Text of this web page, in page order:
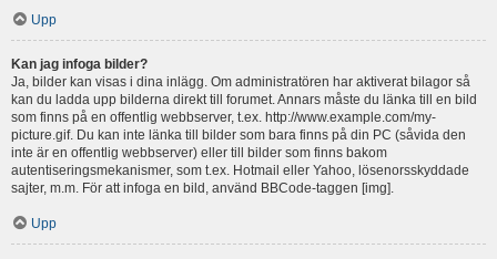
Upp
Kan jag infoga bilder?
Ja, bilder kan visas i dina inlägg. Om administratören har aktiverat bilagor så
kan du ladda upp bilderna direkt till forumet. Annars måste du länka till en bild
som finns på en offentlig webbserver, t.ex. http://www.example.com/my-
picture.gif. Du kan inte länka till bilder som bara finns på din PC (såvida den
inte är en offentlig webbserver) eller till bilder som finns bakom
autentiseringsmekanismer, som t.ex. Hotmail eller Yahoo, lösenorsskyddade
sajter, m.m. För att infoga en bild, använd BBCode-taggen [img].
Upp